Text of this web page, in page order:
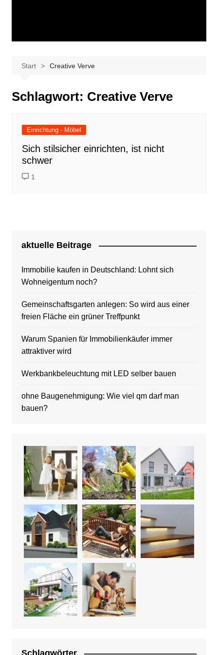
Start Creative Verve
Schlagwort: Creative Verve
Einrichtung - Möbel
Sich stilsicher einrichten, ist nicht
schwer
1
aktuelle Beitrage
Immobilie kaufen in Deutschland: Lohnt sich
Wohneigentum noch?
Gemeinschaftsgarten anlegen: So wird aus einer
freien Fläche ein grüner Treffpunkt
Warum Spanien für Immobilienkäufer immer
attraktiver wird
Werkbankbeleuchtung mit LED selber bauen
ohne Baugenehmigung: Wie viel qm darf man
bauen?
Schlagwörter